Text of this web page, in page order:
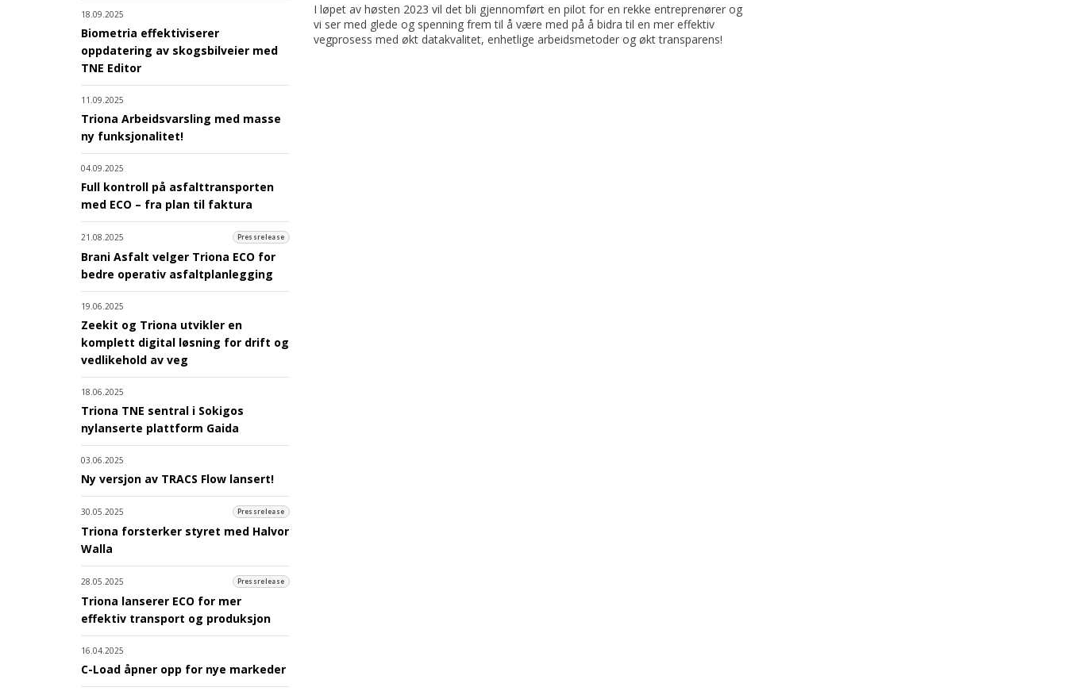
18.09.2025
Biometria effektiviserer
oppdatering av skogsbilveier med
TNE Editor
11.09.2025
Triona Arbeidsvarsling med masse
ny funksjonalitet!
04.09.2025
Full kontroll på asfalttransporten
med ECO – fra plan til faktura
21.08.2025 Pressrelease
Brani Asfalt velger Triona ECO for
bedre operativ asfaltplanlegging
19.06.2025
Zeekit og Triona utvikler en
komplett digital løsning for drift og
vedlikehold av veg
18.06.2025
Triona TNE sentral i Sokigos
nylanserte plattform Gaida
03.06.2025
Ny versjon av TRACS Flow lansert!
30.05.2025 Pressrelease
Triona forsterker styret med Halvor
Walla
28.05.2025 Pressrelease
Triona lanserer ECO for mer
effektiv transport og produksjon
16.04.2025
C-Load åpner opp for nye markeder
I løpet av høsten 2023 vil det bli gjennomført en pilot for en rekke entreprenører og
vi ser med glede og spenning frem til å være med på å bidra til en mer effektiv
vegprosess med økt datakvalitet, enhetlige arbeidsmetoder og økt transparens!